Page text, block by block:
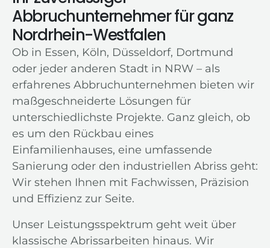
Abbruchunternehmer für ganz
Nordrhein-Westfalen
Ob in Essen, Köln, Düsseldorf, Dortmund
oder jeder anderen Stadt in NRW – als
erfahrenes Abbruchunternehmen bieten wir
maßgeschneiderte Lösungen für
unterschiedlichste Projekte. Ganz gleich, ob
es um den Rückbau eines
Einfamilienhauses, eine umfassende
Sanierung oder den industriellen Abriss geht:
Wir stehen Ihnen mit Fachwissen, Präzision
und Effizienz zur Seite.
Unser Leistungsspektrum geht weit über
klassische Abrissarbeiten hinaus. Wir